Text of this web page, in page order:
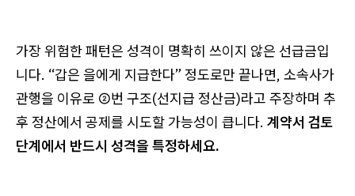
가장 위험한 패턴은 성격이 명확히 쓰이지 않은 선급금입
니다. “갑은 을에게 지급한다” 정도로만 끝나면, 소속사가
관행을 이유로 ②번 구조(선지급 정산금)라고 주장하며 추
후 정산에서 공제를 시도할 가능성이 큽니다. 계약서 검토
단계에서 반드시 성격을 특정하세요.